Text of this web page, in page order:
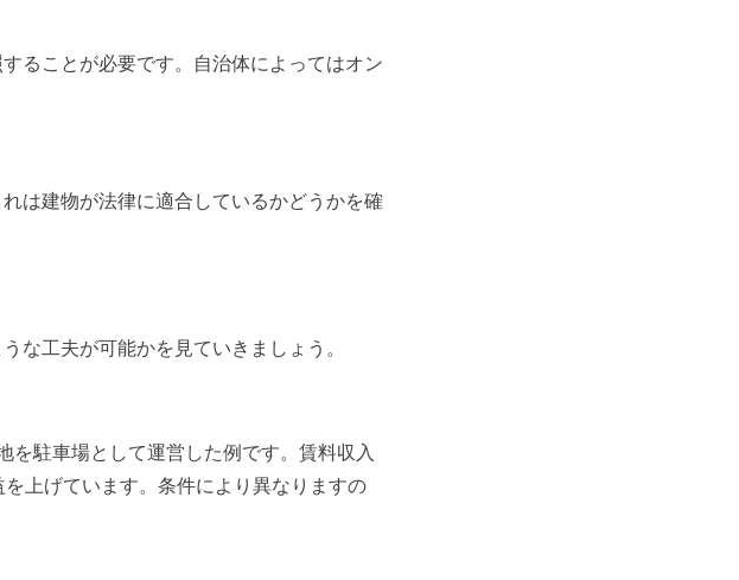
ることが必要です。自治体によってはオン
は建物が法律に適合しているかどうかを確
な工夫が可能かを見ていきましょう。
駐車場として運営した例です。賃料収入
上げています。条件により異なりますの